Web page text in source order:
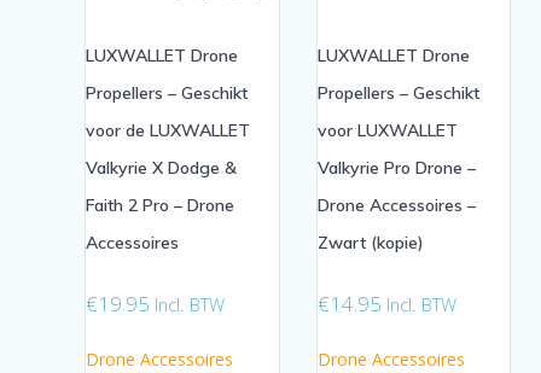
LUXWALLET Drone
Propellers – Geschikt
voor de LUXWALLET
Valkyrie X Dodge &
Faith 2 Pro – Drone
Accessoires
€19.95 Incl. BTW
Drone Accessoires
LUXWALLET Drone
Propellers – Geschikt
voor LUXWALLET
Valkyrie Pro Drone –
Drone Accessoires –
Zwart (kopie)
€14.95 Incl. BTW
Drone Accessoires